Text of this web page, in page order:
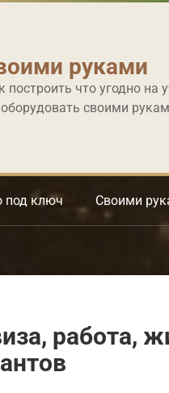
руками
построить что угодно на
своими
под ключ Своими
работа,